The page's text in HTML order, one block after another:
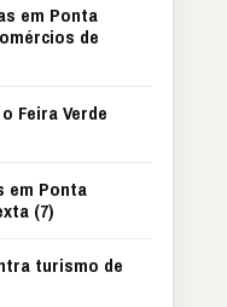
em Ponta
de
Feira Verde
em Ponta
(7)
turismo de